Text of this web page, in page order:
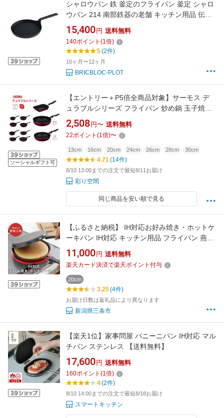
シャロウパン 鉄 釜定のフライパン 釜定 シャロ
ウパン 214 南部鉄器の老舗 キッチン用品 伝統
技術 重厚感 熱伝導 洗練されたフォルム ハンド
メイド 受注生産 ギフト プレゼント 日本製 炒め
物 パンケーキ ホットケーキ 浅型 鉄分の補給 北
欧 名工 送料無料
15,400 円 送料無料
140ポイント (1倍)
5(2件)
10ヶ月〜12ヶ月
BRICBLOC-PLOT
ソーシャルギフト可
【エントリー＋P5倍全商品対象】サーモス デ
ュラブルシリーズ フライパン 炒め鍋 玉子焼き
IH対応 ガス火 片手鍋 深型 焦げつきにくい 安全
素材 PFOA不使用 PFOS不使用
2,508 円〜 送料無料
22ポイント (1倍)〜
13cm 16cm 20cm 24cm 26cm 28cm 30cm
4.71(14件)
8/10 13:00までの注文で最短8/11お届け
彩り空間
同じ商品を安い順で見る
【ふるさと納税】 IH対応お好み焼き・ホットケ
ーキパン IH対応 キッチン用品 フライパン 燕三
条製 新生活 一人暮らし 【011S092】
11,000 円 送料無料
楽天カード決済で楽天ポイント付与
20cm
3.25(4件)
お届け日数は返礼品により異なります
新潟県三条市
【楽天1位】家事問屋 パニーニパン IH対応 マル
チパン ステンレス 【送料無料】
17,600 円 送料無料
160ポイント (1倍)
4(2件)
8/10 14:00までの注文で最短8/18お届け
スマートキッチン